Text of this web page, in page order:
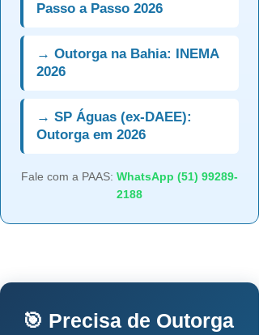
Passo a Passo 2026
→ Outorga na Bahia: INEMA
2026
→ SP Águas (ex-DAEE):
Outorga em 2026
Fale com a PAAS: WhatsApp (51) 99289-
2188
🎯 Precisa de Outorga